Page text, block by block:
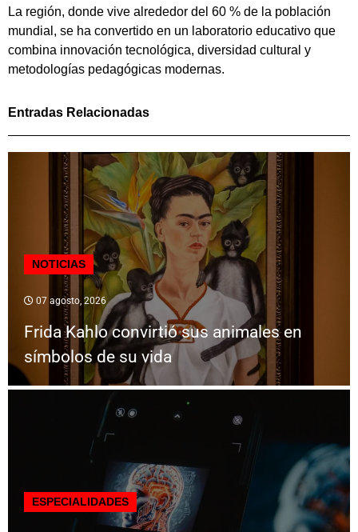
La región, donde vive alrededor del 60 % de la población
mundial, se ha convertido en un laboratorio educativo que
combina innovación tecnológica, diversidad cultural y
metodologías pedagógicas modernas.
Entradas Relacionadas
NOTICIAS
07 agosto, 2026
Frida Kahlo convirtió sus animales en
símbolos de su vida
ESPECIALIDADES